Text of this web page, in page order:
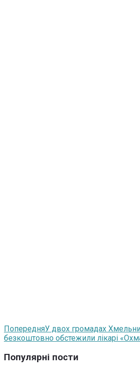
ПопередняУ двох громадах
безкоштовно обстежили лікарі
Популярні пости